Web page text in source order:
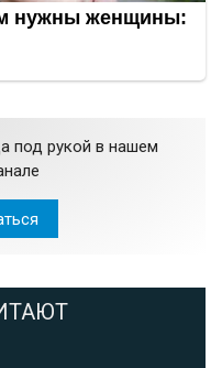
под рукой в нашем